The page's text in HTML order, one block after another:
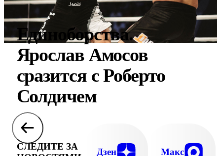
Единоборства.
Ярослав Амосов
сразится с Роберто
Солдичем
СЛЕДИТЕ ЗА
Дзен Макс